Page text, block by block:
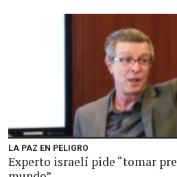
LA PAZ EN PELIGRO
Experto israelí pide “tomar